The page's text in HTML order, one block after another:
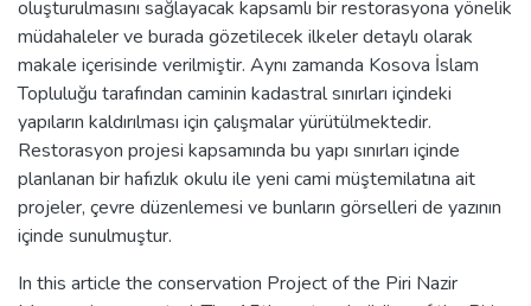
oluşturulmasını sağlayacak kapsamlı bir restorasyona yönelik
müdahaleler ve burada gözetilecek ilkeler detaylı olarak
makale içerisinde verilmiştir. Aynı zamanda Kosova İslam
Topluluğu tarafından caminin kadastral sınırları içindeki
yapıların kaldırılması için çalışmalar yürütülmektedir.
Restorasyon projesi kapsamında bu yapı sınırları içinde
planlanan bir hafızlık okulu ile yeni cami müştemilatına ait
projeler, çevre düzenlemesi ve bunların görselleri de yazının
içinde sunulmuştur.
In this article the conservation Project of the Piri Nazir